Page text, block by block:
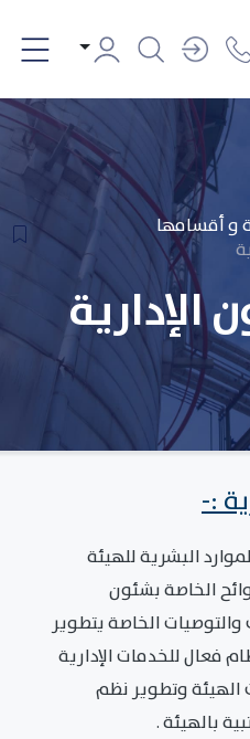
و أقسامها
:-
البشرية للهيئة
الخاصة بشئون
والتوصيات الخاصة يتطوير
فعال للخدمات الإدارية
الهيئة وتطوير نظم
بالهيئة .